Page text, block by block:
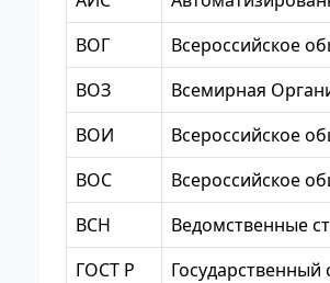
ВОГ
Всероссийское
ВОЗ
Всемирная
ВОИ
Всероссийское
ВОС
Всероссийское
ВСН
Ведомственные
ГОСТ Р